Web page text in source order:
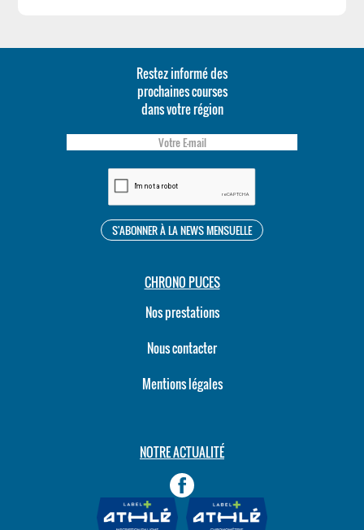
Restez informé des
prochaines courses
dans votre région
CHRONO PUCES
Nos prestations
Nous contacter
Mentions légales
NOTRE ACTUALITÉ